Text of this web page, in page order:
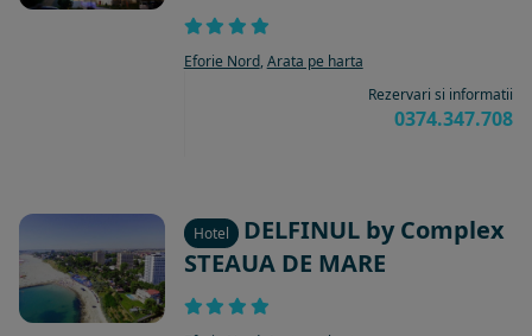
Eforie Nord, Arata pe harta
Rezervari si informatii
0374.347.708
Hotel
DELFINUL by Complex
STEAUA DE MARE